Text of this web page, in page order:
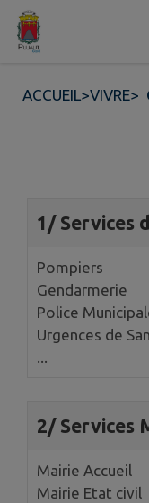
Contenu
ACCUEIL>VIVRE>
1/ Services
Pompiers
Gendarmerie
Police
Urgences de
...
2/ Services
Mairie Accueil
Mairie Etat civil